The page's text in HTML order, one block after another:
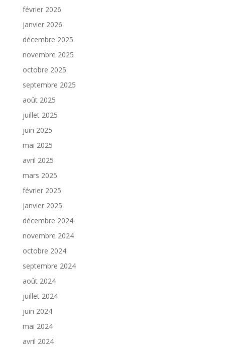
février 2026
janvier 2026
décembre 2025
novembre 2025
octobre 2025
septembre 2025
août 2025
juillet 2025
juin 2025
mai 2025
avril 2025
mars 2025
février 2025
janvier 2025
décembre 2024
novembre 2024
octobre 2024
septembre 2024
août 2024
juillet 2024
juin 2024
mai 2024
avril 2024